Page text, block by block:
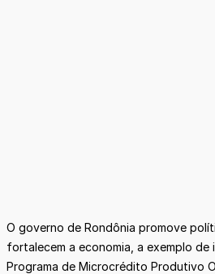
O governo de Rondônia promove
fortalecem a economia, a exemplo de
Programa de Microcrédito Produtivo